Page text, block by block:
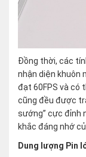
Đồng thời, các
nhận diện khuôn
đạt 60FPS và có
cũng đều được
sướng” cực đỉnh
khắc đáng nhớ
Dung lượng Pin